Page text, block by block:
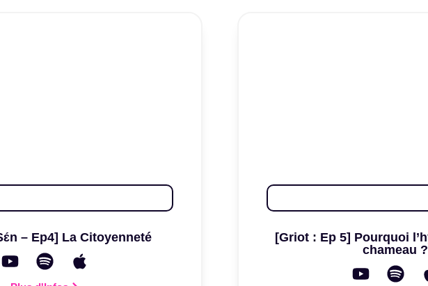
– Ep4] La Citoyenneté
[Griot : Ep 5] Pourquoi
chameau ?